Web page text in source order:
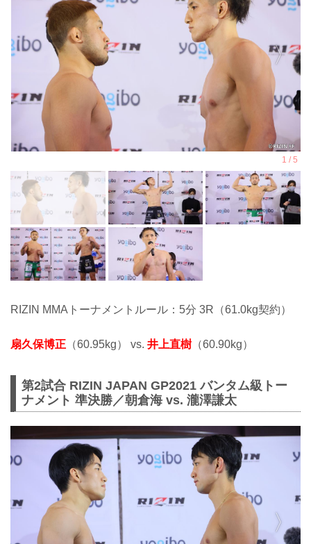
RIZIN MMAトーナメントルール：5分 3R（61.0kg契約）
扇久保博正 （60.95kg） vs. 井上直樹 （60.90kg）
第2試合 RIZIN JAPAN GP2021 バンタム級トー
ナメント 準決勝／朝倉海 vs. 瀧澤謙太